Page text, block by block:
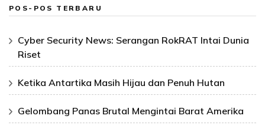
POS-POS TERBARU
Cyber Security News: Serangan RokRAT Intai Dunia
Riset
Ketika Antartika Masih Hijau dan Penuh Hutan
Gelombang Panas Brutal Mengintai Barat Amerika